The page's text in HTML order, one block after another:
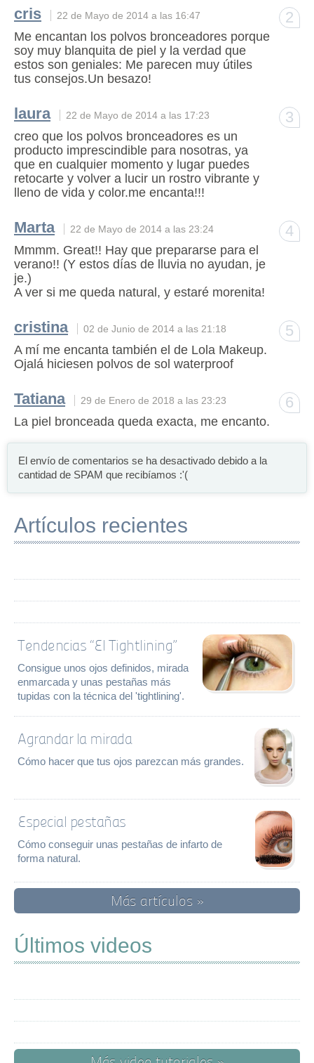
2
cris 22 de Mayo de 2014 a las 16:47
Me encantan los polvos bronceadores porque
soy muy blanquita de piel y la verdad que
estos son geniales: Me parecen muy útiles
tus consejos.Un besazo!
3
laura 22 de Mayo de 2014 a las 17:23
creo que los polvos bronceadores es un
producto imprescindible para nosotras, ya
que en cualquier momento y lugar puedes
retocarte y volver a lucir un rostro vibrante y
lleno de vida y color.me encanta!!!
4
Marta 22 de Mayo de 2014 a las 23:24
Mmmm. Great!! Hay que prepararse para el
verano!! (Y estos días de lluvia no ayudan, je
je.)
A ver si me queda natural, y estaré morenita!
5
cristina 02 de Junio de 2014 a las 21:18
A mí me encanta también el de Lola Makeup.
Ojalá hiciesen polvos de sol waterproof
6
Tatiana 29 de Enero de 2018 a las 23:23
La piel bronceada queda exacta, me encanto.
El envío de comentarios se ha desactivado debido a la
cantidad de SPAM que recibíamos :'(
Artículos recientes
Tendencias “El Tightlining”
Consigue unos ojos definidos, mirada
enmarcada y unas pestañas más
tupidas con la técnica del 'tightlining'.
Agrandar la mirada
Cómo hacer que tus ojos parezcan más grandes.
Especial pestañas
Cómo conseguir unas pestañas de infarto de
forma natural.
Más artículos »
Últimos videos